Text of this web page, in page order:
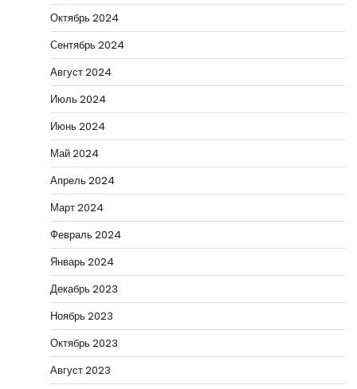
Октябрь 2024
Сентябрь 2024
Август 2024
Июль 2024
Июнь 2024
Май 2024
Апрель 2024
Март 2024
Февраль 2024
Январь 2024
Декабрь 2023
Ноябрь 2023
Октябрь 2023
Август 2023